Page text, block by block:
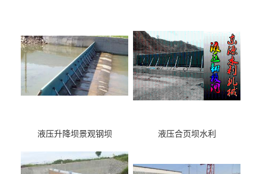
液压升降坝景观钢坝 液压合页坝水利